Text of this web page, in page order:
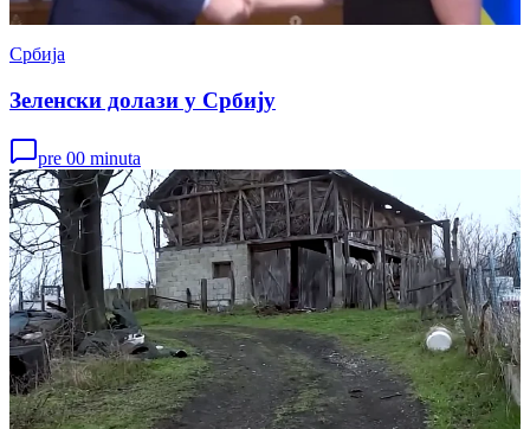
Србија
Зеленски долази у Србију
pre 00 minuta